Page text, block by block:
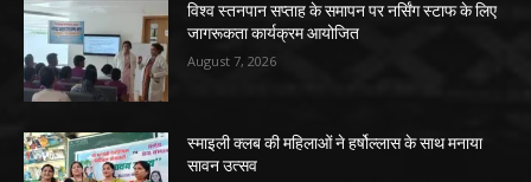
विश्व स्तनपान सप्ताह के समापन पर नर्सिंग स्टाफ के लिए
जागरूकता कार्यक्रम आयोजित
August 7, 2026
स्माइली क्लब की महिलाओं ने हर्षोल्लास के साथ मनाया
सावन उत्सव